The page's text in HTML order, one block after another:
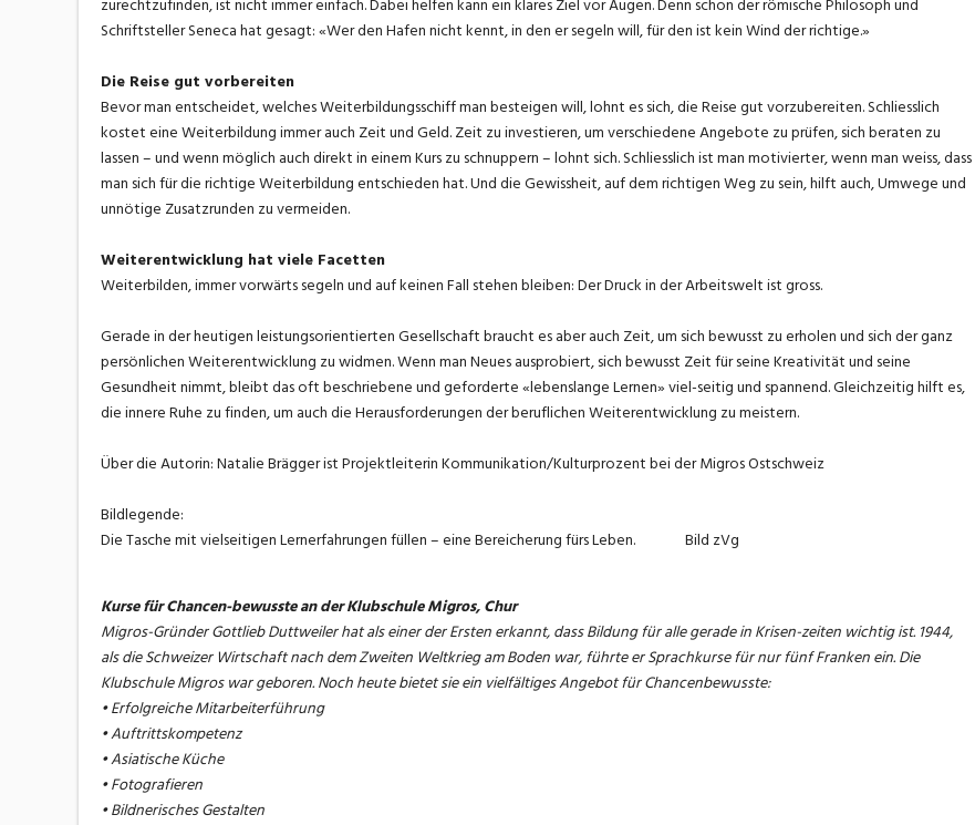
zurechtzufinden, ist nicht immer einfach. Dabei helfen kann ein klares Ziel vor Augen. Denn schon der römische Philosoph und
Schriftsteller Seneca hat gesagt: «Wer den Hafen nicht kennt, in den er segeln will, für den ist kein Wind der richtige.»
Die Reise gut vorbereiten
Bevor man entscheidet, welches Weiterbildungsschiff man besteigen will, lohnt es sich, die Reise gut vorzubereiten. Schliesslich
kostet eine Weiterbildung immer auch Zeit und Geld. Zeit zu investieren, um verschiedene Angebote zu prüfen, sich beraten zu
lassen – und wenn möglich auch direkt in einem Kurs zu schnuppern – lohnt sich. Schliesslich ist man motivierter, wenn man weiss, dass
man sich für die richtige Weiterbildung entschieden hat. Und die Gewissheit, auf dem richtigen Weg zu sein, hilft auch, Umwege und
unnötige Zusatzrunden zu vermeiden.
Weiterentwicklung hat viele Facetten
Weiterbilden, immer vorwärts segeln und auf keinen Fall stehen bleiben: Der Druck in der Arbeitswelt ist gross.
Gerade in der heutigen leistungsorientierten Gesellschaft braucht es aber auch Zeit, um sich bewusst zu erholen und sich der ganz
persönlichen Weiterentwicklung zu widmen. Wenn man Neues ausprobiert, sich bewusst Zeit für seine Kreativität und seine
Gesundheit nimmt, bleibt das oft beschriebene und geforderte «lebenslange Lernen» viel-seitig und spannend. Gleichzeitig hilft es,
die innere Ruhe zu finden, um auch die Herausforderungen der beruflichen Weiterentwicklung zu meistern.
Über die Autorin: Natalie Brägger ist Projektleiterin Kommunikation/Kulturprozent bei der Migros Ostschweiz
Bildlegende:
Die Tasche mit vielseitigen Lernerfahrungen füllen – eine Bereicherung fürs Leben. Bild zVg
Kurse für Chancen-bewusste an der Klubschule Migros, Chur
Migros-Gründer Gottlieb Duttweiler hat als einer der Ersten erkannt, dass Bildung für alle gerade in Krisen-zeiten wichtig ist. 1944,
als die Schweizer Wirtschaft nach dem Zweiten Weltkrieg am Boden war, führte er Sprachkurse für nur fünf Franken ein. Die
Klubschule Migros war geboren. Noch heute bietet sie ein vielfältiges Angebot für Chancenbewusste:
• Erfolgreiche Mitarbeiterführung
• Auftrittskompetenz
• Asiatische Küche
• Fotografieren
• Bildnerisches Gestalten